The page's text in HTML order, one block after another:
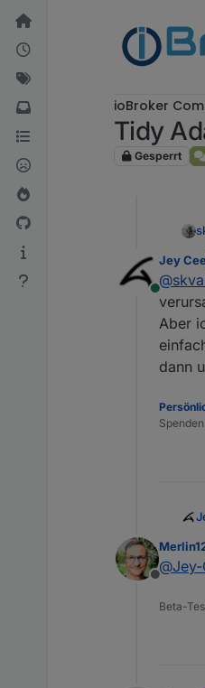
Weiter zum Inhalt
ioBroker
Tidy
Gesperrt
Online
Jey
@
Aber
dann
Offline
@Jey-
Beta-